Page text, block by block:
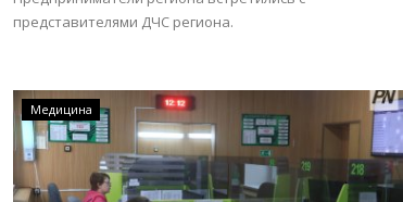
представителями ДЧС региона.
Медицина